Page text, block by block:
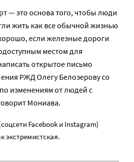
— это основа того, чтобы люди
жить как все обычной жизнью
если железные дороги
местом для
открытое письмо
РЖД Олегу Белозерову со
изменениям от людей с
Мониава.
Facebook и Instagram)
экстремистская.